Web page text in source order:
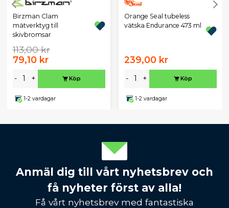
Birzman Clam
mätverktyg till
skivbromsar
113,00 kr
79,10 kr
- + Köp
1-2 vardagar
Orange Seal tubeless
vätska Endurance 473 ml
239,00 kr
- + Köp
1-2 vardagar
Anmäl dig till vårt nyhetsbrev och
få nyheter först av alla!
Få vårt nyhetsbrev med fantastiska